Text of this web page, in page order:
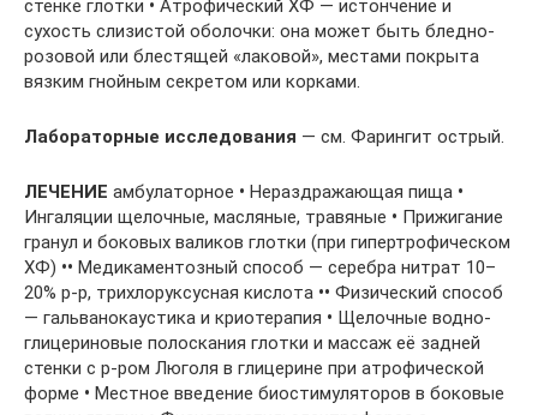
стенке глотки • Атрофический ХФ — истончение и
сухость слизистой оболочки: она может быть бледно-
розовой или блестящей «лаковой», местами покрыта
вязким гнойным секретом или корками.
Лабораторные исследования — см. Фарингит острый.
ЛЕЧЕНИЕ амбулаторное • Нераздражающая пища •
Ингаляции щелочные, масляные, травяные • Прижигание
гранул и боковых валиков глотки (при гипертрофическом
ХФ) •• Медикаментозный способ — серебра нитрат 10–
20% р-р, трихлоруксусная кислота •• Физический способ
— гальванокаустика и криотерапия • Щелочные водно-
глицериновые полоскания глотки и массаж её задней
стенки с р-ром Люголя в глицерине при атрофической
форме • Местное введение биостимуляторов в боковые